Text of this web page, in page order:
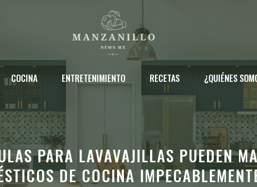
COCINA ENTRETENIMIENTO RECETAS ¿QUIÉNES
PARA LAVAVAJILLAS PUEDEN
DE COCINA